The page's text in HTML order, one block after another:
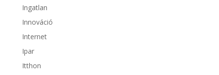
Ingatlan
Innováció
Internet
Ipar
Itthon